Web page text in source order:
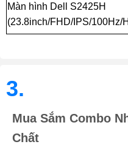
Màn hình Dell S2425H
(23.8inch/FHD/IPS/100Hz/
3.
Mua Sắm Combo
Chất